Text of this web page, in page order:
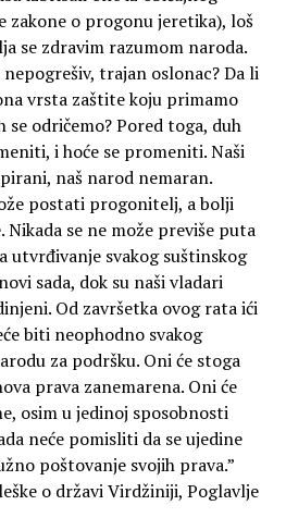
zakone o progonu jeretika), loš
se zdravim razumom naroda.
trajan oslonac? Da li
vrsta zaštite koju primamo
se odričemo? Pored toga, duh
i hoće se promeniti. Naši
naš narod nemaran.
postati progonitelj, a bolji
se ne može previše puta
utvrđivanje svakog suštinskog
sada, dok su naši vladari
Od završetka ovog rata ići
biti neophodno svakog
za podršku. Oni će stoga
prava zanemarena. Oni će
osim u jedinoj sposobnosti
neće pomisliti da se ujedine
poštovanje svojih prava.”
o državi Virdžiniji, Poglavlje